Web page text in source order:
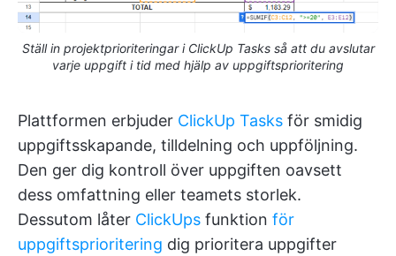
Ställ in projektprioriteringar i ClickUp Tasks så att du avslutar
varje uppgift i tid med hjälp av uppgiftsprioritering
Plattformen erbjuder ClickUp Tasks för smidig
uppgiftsskapande, tilldelning och uppföljning.
Den ger dig kontroll över uppgiften oavsett
dess omfattning eller teamets storlek.
Dessutom låter ClickUps funktion för
uppgiftsprioritering dig prioritera uppgifter